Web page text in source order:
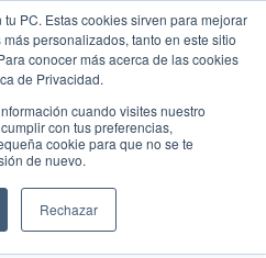
PC. Estas cookies sirven para mejorar
personalizados, tanto en este sitio
conocer más acerca de las cookies
de Privacidad.
cuando visites nuestro
con tus preferencias,
cookie para que no se te
de nuevo.
Rechazar
2.4